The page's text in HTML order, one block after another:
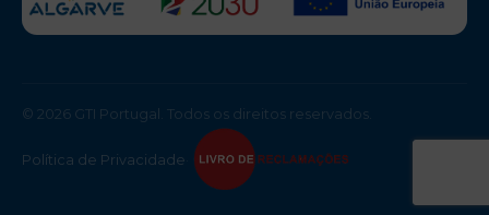
© 2026 GTI Portugal. Todos os direitos reservados.
Política de Privacidade